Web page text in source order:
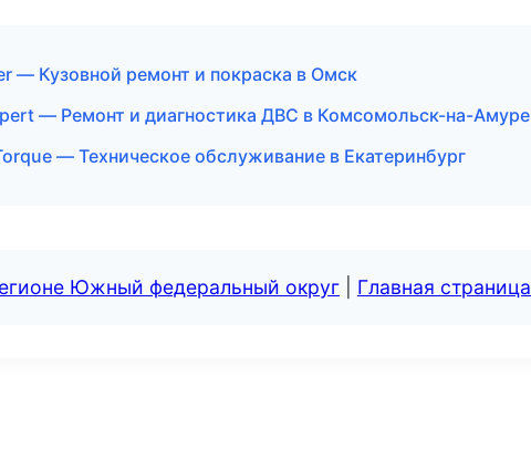
— Кузовной ремонт и покраска в Омск
— Ремонт и диагностика ДВС в Комсомольск-на-Амуре
— Техническое обслуживание в Екатеринбург
Южный федеральный округ Главная страница